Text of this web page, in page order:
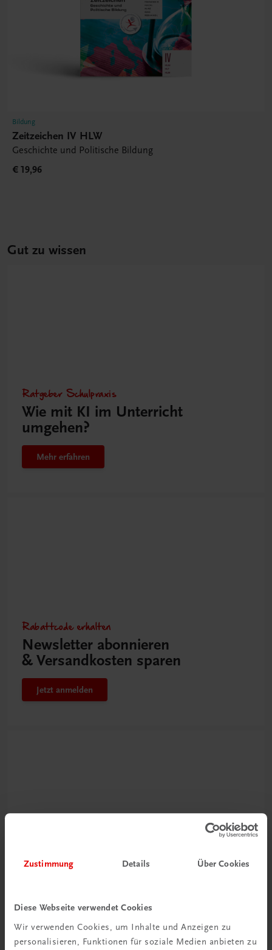
Zustimmung Details Über Cookies
Diese Webseite verwendet Cookies
Wir verwenden Cookies, um Inhalte und Anzeigen zu
personalisieren, Funktionen für soziale Medien anbieten zu
Bildung
Zeitzeichen IV HLW
Geschichte und Politische Bildung
€ 19,96
Gut zu wissen
Ratgeber Schulpraxis
Wie mit KI im Unterricht
umgehen?
Mehr erfahren
Rabattcode erhalten
Newsletter abonnieren
& Versandkosten sparen
Jetzt anmelden
Neu zur DigiBox
Mehr dazu